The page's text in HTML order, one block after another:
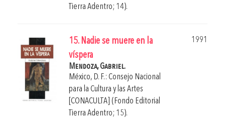
Tierra Adentro; 14).
15. Nadie se muere en la
víspera
1991
Mendoza, Gabriel.
México, D. F.: Consejo Nacional
para la Cultura y las Artes
[CONACULTA] (Fondo Editorial
Tierra Adentro; 15).